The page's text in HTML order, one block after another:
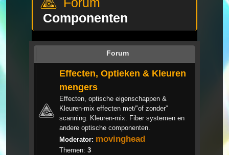
Componenten
Forum
Effecten, Optieken & Kleuren
mengers
Effecten, optische eigenschappen &
Kleuren-mix effecten met/”of zonder”
scanning. Kleuren-mix. Fiber systemen en
andere optische componenten.
Moderator: movinghead
Themen: 3